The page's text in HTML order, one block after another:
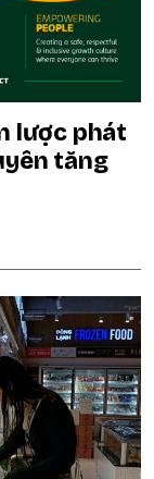
lược phát
tăng